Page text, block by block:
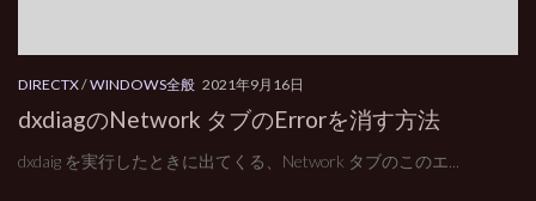
DIRECTX/WINDOWS全般 2021年9月16日
dxdiagのNetwork タブのErrorを消す方法
dxdaig を実行したときに出てくる、Network タブのこのエ...